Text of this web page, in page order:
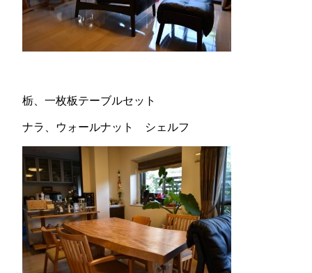
栃、一枚板テーブルセット
ナラ、ウォールナット シェルフ